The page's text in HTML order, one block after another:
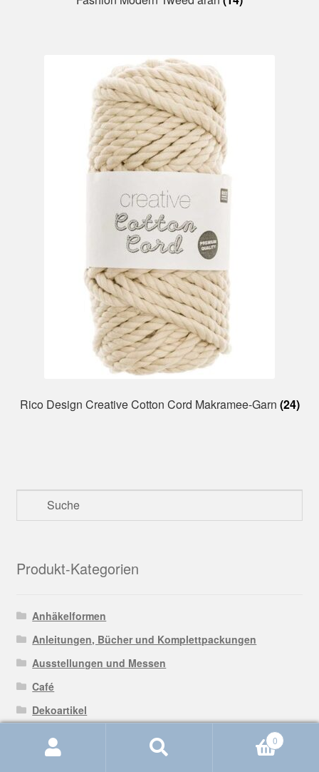
Rico Design Creative Cotton Cord Makramee-Garn (24)
Produkt-Kategorien
Anhäkelformen
Anleitungen, Bücher und Komplettpackungen
Ausstellungen und Messen
Café
Dekoartikel
Kurzwaren
0